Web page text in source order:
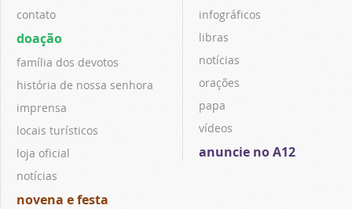
contato
doação
família dos devotos
história de nossa senhora
imprensa
locais turísticos
loja oficial
notícias
novena e festa
infográficos
libras
notícias
orações
papa
vídeos
anuncie no A12